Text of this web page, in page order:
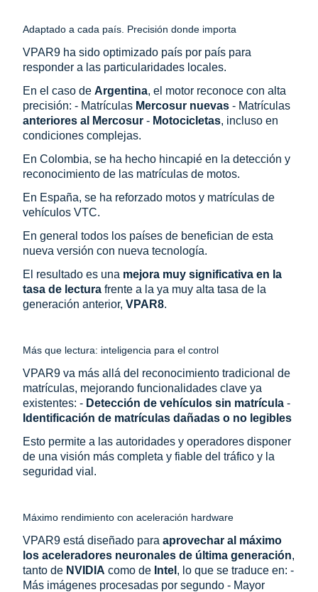
Adaptado a cada país. Precisión donde importa
VPAR9 ha sido optimizado país por país para
responder a las particularidades locales.
En el caso de Argentina, el motor reconoce con alta
precisión: - Matrículas Mercosur nuevas - Matrículas
anteriores al Mercosur - Motocicletas, incluso en
condiciones complejas.
En Colombia, se ha hecho hincapié en la detección y
reconocimiento de las matrículas de motos.
En España, se ha reforzado motos y matrículas de
vehículos VTC.
En general todos los países de benefician de esta
nueva versión con nueva tecnología.
El resultado es una mejora muy significativa en la
tasa de lectura frente a la ya muy alta tasa de la
generación anterior, VPAR8.
Más que lectura: inteligencia para el control
VPAR9 va más allá del reconocimiento tradicional de
matrículas, mejorando funcionalidades clave ya
existentes: - Detección de vehículos sin matrícula -
Identificación de matrículas dañadas o no legibles
Esto permite a las autoridades y operadores disponer
de una visión más completa y fiable del tráfico y la
seguridad vial.
Máximo rendimiento con aceleración hardware
VPAR9 está diseñado para aprovechar al máximo
los aceleradores neuronales de última generación,
tanto de NVIDIA como de Intel , lo que se traduce en: -
Más imágenes procesadas por segundo - Mayor